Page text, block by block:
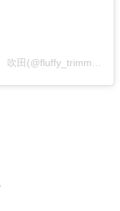
北摂トリミングサロン fluffy/箕面 茨木 吹田(@fluffy_trimming)がシェアした投稿